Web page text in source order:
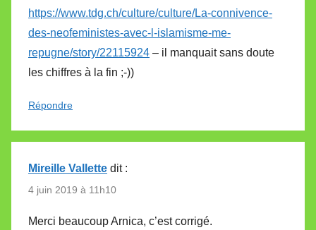
https://www.tdg.ch/culture/culture/La-connivence-
des-neofeministes-avec-l-islamisme-me-
repugne/story/22115924 – il manquait sans doute
les chiffres à la fin ;-))
Répondre
Mireille Vallette dit :
4 juin 2019 à 11h10
Merci beaucoup Arnica, c’est corrigé.